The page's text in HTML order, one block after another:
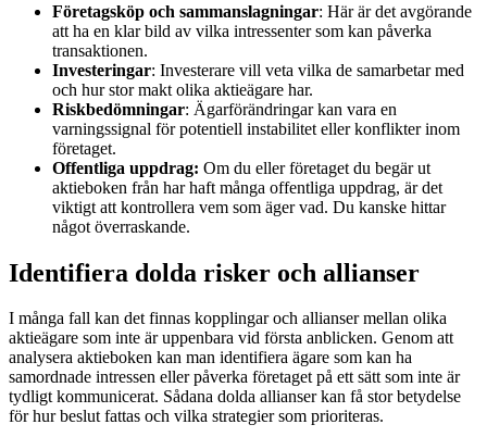
Företagsköp och sammanslagningar: Här är det avgörande
att ha en klar bild av vilka intressenter som kan påverka
transaktionen.
Investeringar: Investerare vill veta vilka de samarbetar med
och hur stor makt olika aktieägare har.
Riskbedömningar: Ägarförändringar kan vara en
varningssignal för potentiell instabilitet eller konflikter inom
företaget.
Offentliga uppdrag: Om du eller företaget du begär ut
aktieboken från har haft många offentliga uppdrag, är det
viktigt att kontrollera vem som äger vad. Du kanske hittar
något överraskande.
Identifiera dolda risker och allianser
I många fall kan det finnas kopplingar och allianser mellan olika
aktieägare som inte är uppenbara vid första anblicken. Genom att
analysera aktieboken kan man identifiera ägare som kan ha
samordnade intressen eller påverka företaget på ett sätt som inte är
tydligt kommunicerat. Sådana dolda allianser kan få stor betydelse
för hur beslut fattas och vilka strategier som prioriteras.